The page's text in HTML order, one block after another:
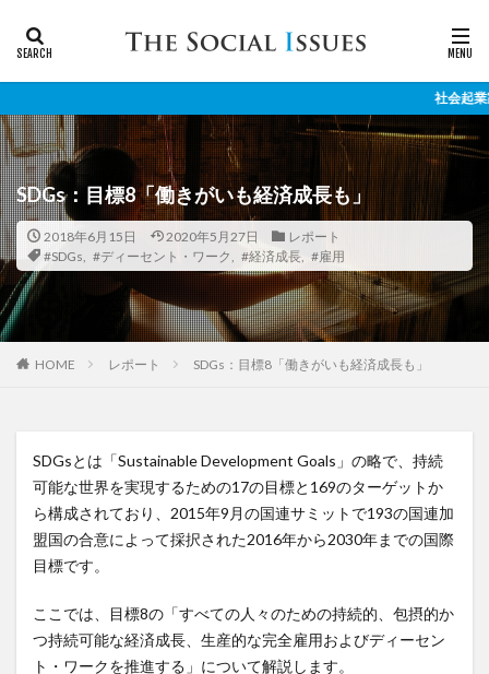
社会起業家と社会課
SDGs：目標8「働きがいも経済成長も」
2018年6月15日 2020年5月27日
レポート
#SDGs
#ディーセント・ワーク #経済成長, #雇用
HOME レポート SDGs：目標8「働きがいも経済成長も」
SDGsとは「Sustainable Development Goals」の略で、持続
可能な世界を実現するための17の目標と169のターゲットか
ら構成されており、2015年9月の国連サミットで193の国連加
盟国の合意によって採択された2016年から2030年までの国際
目標です。
ここでは、目標8の「すべての人々のための持続的、包摂的か
つ持続可能な経済成長、生産的な完全雇用およびディーセン
ト・ワークを推進する」について解説します。